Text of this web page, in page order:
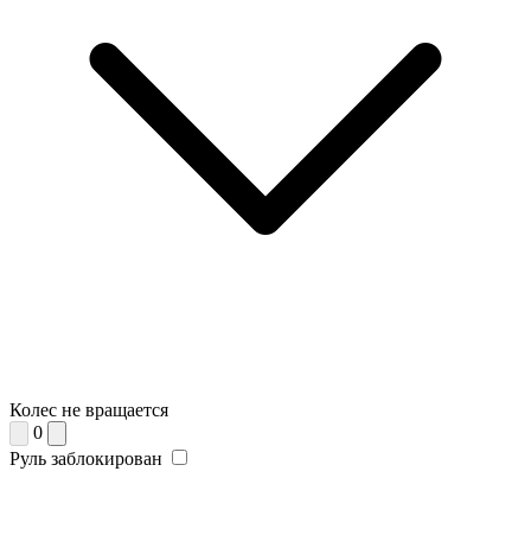
Колес не вращается
0
Руль заблокирован